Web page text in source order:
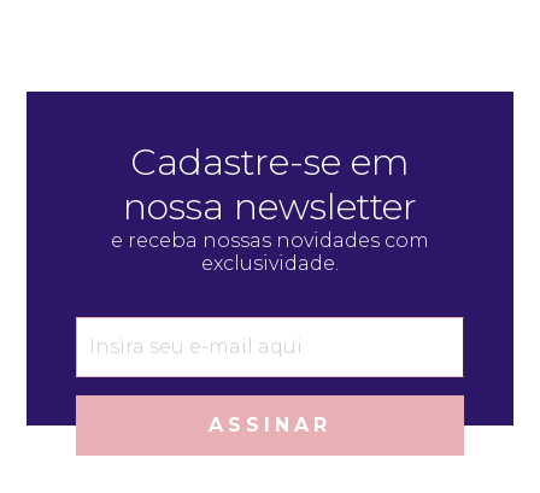
Cadastre-se em
nossa newsletter
e receba nossas novidades com
exclusividade.
ASSINAR